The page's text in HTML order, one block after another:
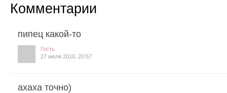
Комментарии
пипец какой-то
Гость
27 июля 2010, 20:57
ахаха точно)